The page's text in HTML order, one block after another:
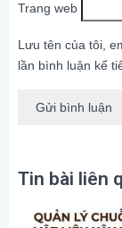
Trang web
Lưu tên của tôi,
lần bình luận kế
Tin bài liên